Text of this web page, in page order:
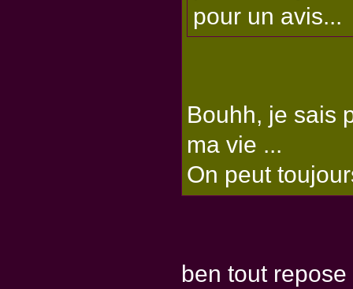
pour un avis...
Bouhh, je sais
ma vie ...
On peut
ben tout